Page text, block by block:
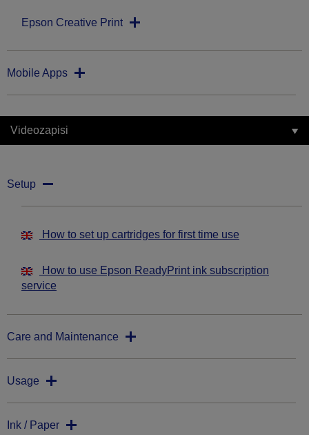
Epson Creative Print
Mobile Apps
Videozapisi
Setup
How to set up cartridges for first time use
How to use Epson ReadyPrint ink subscription
service
Care and Maintenance
Usage
Ink / Paper